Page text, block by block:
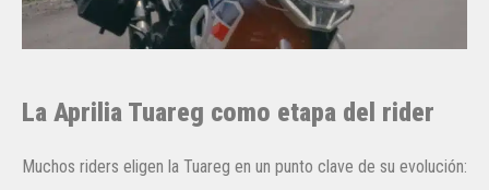
La Aprilia Tuareg como etapa del rider
Muchos riders eligen la Tuareg en un punto clave de su evolución: